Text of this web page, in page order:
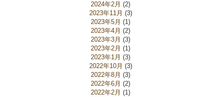
2024年2月 (2)
2023年11月 (3)
2023年5月 (1)
2023年4月 (2)
2023年3月 (3)
2023年2月 (1)
2023年1月 (3)
2022年10月 (3)
2022年8月 (3)
2022年6月 (2)
2022年2月 (1)